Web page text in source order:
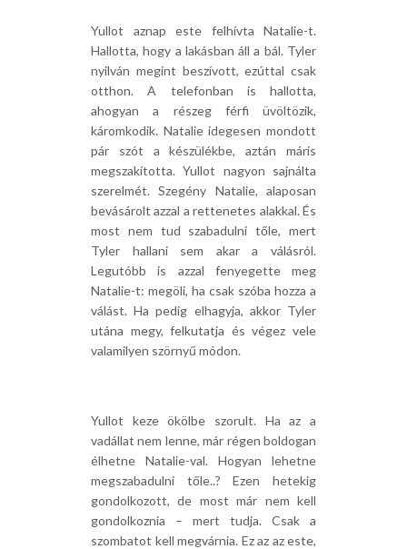
Yullot aznap este felhívta Natalie-t.
Hallotta, hogy a lakásban áll a bál. Tyler
nyilván megint beszívott, ezúttal csak
otthon. A telefonban is hallotta,
ahogyan a részeg férfi üvöltözik,
káromkodik. Natalie idegesen mondott
pár szót a készülékbe, aztán máris
megszakította. Yullot nagyon sajnálta
szerelmét. Szegény Natalie, alaposan
bevásárolt azzal a rettenetes alakkal. És
most nem tud szabadulni tőle, mert
Tyler hallani sem akar a válásról.
Legutóbb is azzal fenyegette meg
Natalie-t: megöli, ha csak szóba hozza a
válást. Ha pedig elhagyja, akkor Tyler
utána megy, felkutatja és végez vele
valamilyen szörnyű módon.
Yullot keze ökölbe szorult. Ha az a
vadállat nem lenne, már régen boldogan
élhetne Natalie-val. Hogyan lehetne
megszabadulni tőle..? Ezen hetekig
gondolkozott, de most már nem kell
gondolkoznia – mert tudja. Csak a
szombatot kell megvárnia. Ez az az este,